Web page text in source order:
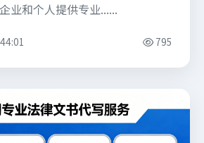
业和个人提供专业......
795